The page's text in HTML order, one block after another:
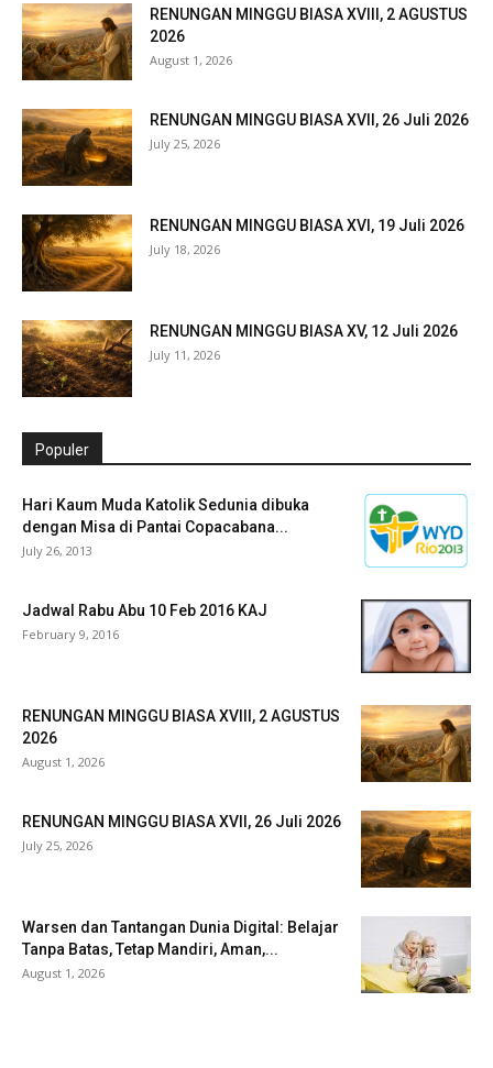
RENUNGAN MINGGU BIASA XVIII, 2 AGUSTUS
2026
August 1, 2026
RENUNGAN MINGGU BIASA XVII, 26 Juli 2026
July 25, 2026
RENUNGAN MINGGU BIASA XVI, 19 Juli 2026
July 18, 2026
RENUNGAN MINGGU BIASA XV, 12 Juli 2026
July 11, 2026
Populer
Hari Kaum Muda Katolik Sedunia dibuka
dengan Misa di Pantai Copacabana...
July 26, 2013
Jadwal Rabu Abu 10 Feb 2016 KAJ
February 9, 2016
RENUNGAN MINGGU BIASA XVIII, 2 AGUSTUS
2026
August 1, 2026
RENUNGAN MINGGU BIASA XVII, 26 Juli 2026
July 25, 2026
Warsen dan Tantangan Dunia Digital: Belajar
Tanpa Batas, Tetap Mandiri, Aman,...
August 1, 2026